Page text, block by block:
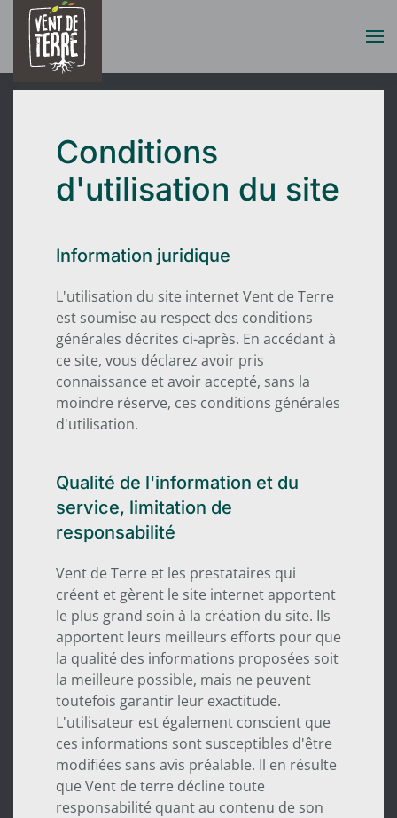
Accéder au contenu principal
Conditions
d'utilisation du site
Information juridique
L'utilisation du site internet Vent de Terre
est soumise au respect des conditions
générales décrites ci-après. En accédant à
ce site, vous déclarez avoir pris
connaissance et avoir accepté, sans la
moindre réserve, ces conditions générales
d'utilisation.
Qualité de l'information et du
service, limitation de
responsabilité
Vent de Terre et les prestataires qui
créent et gèrent le site internet apportent
le plus grand soin à la création du site. Ils
apportent leurs meilleurs efforts pour que
la qualité des informations proposées soit
la meilleure possible, mais ne peuvent
toutefois garantir leur exactitude.
L'utilisateur est également conscient que
ces informations sont susceptibles d'être
modifiées sans avis préalable. Il en résulte
que Vent de terre décline toute
responsabilité quant au contenu de son